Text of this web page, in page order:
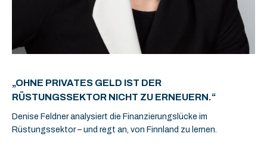
„OHNE PRIVATES GELD IST DER
RÜSTUNGSSEKTOR NICHT ZU ERNEUERN.“
Denise Feldner analysiert die Finanzierungslücke im
Rüstungssektor – und regt an, von Finnland zu lernen.